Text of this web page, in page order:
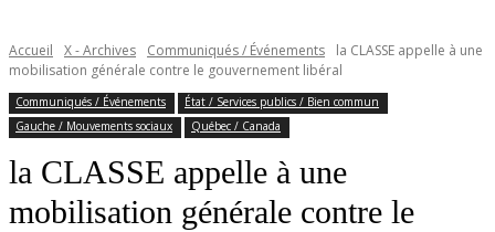
Accueil X - Archives Communiqués / Événements
la CLASSE appelle à une
mobilisation générale contre le gouvernement libéral
Communiqués / Événements
État / Services publics / Bien commun
Gauche / Mouvements sociaux
Québec / Canada
la CLASSE appelle à une
mobilisation générale contre le